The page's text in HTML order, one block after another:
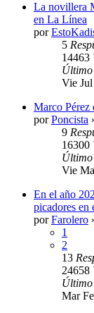
La novillera
en La Línea
por
5
14463
Último
Vie
Marco Pérez
porPoncista
9
16300
Último
Vie
En el año
picadores en
porFarolero
1
2
13
24658
Último
Mar